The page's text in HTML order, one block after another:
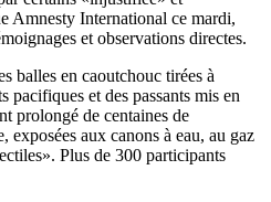
Amnesty International ce mardi,
et observations directes.
balles en caoutchouc tirées à
pacifiques et des passants mis en
prolongé de centaines de
exposées aux canons à eau, au gaz
Plus de 300 participants